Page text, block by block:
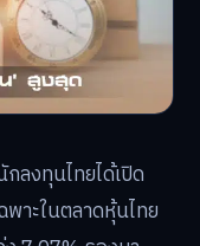
ลงทุนไทยได้เปิด
พาะในตลาดหุ้นไทย